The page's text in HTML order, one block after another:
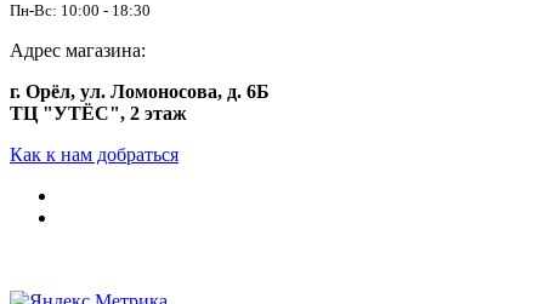
Пн-Вс: 10:00 - 18:30
Адрес магазина:
г. Орёл, ул. Ломоносова, д. 6Б
ТЦ "УТЁС", 2 этаж
Как к нам добраться